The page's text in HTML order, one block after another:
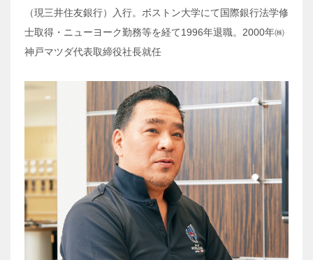
（現三井住友銀行）入行。ボストン大学にて国際銀行法学修
士取得・ニューヨーク勤務等を経て1996年退職。2000年㈱
神戸マツダ代表取締役社長就任